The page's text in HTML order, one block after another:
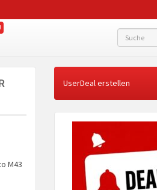
M43
UserDeal erstellen